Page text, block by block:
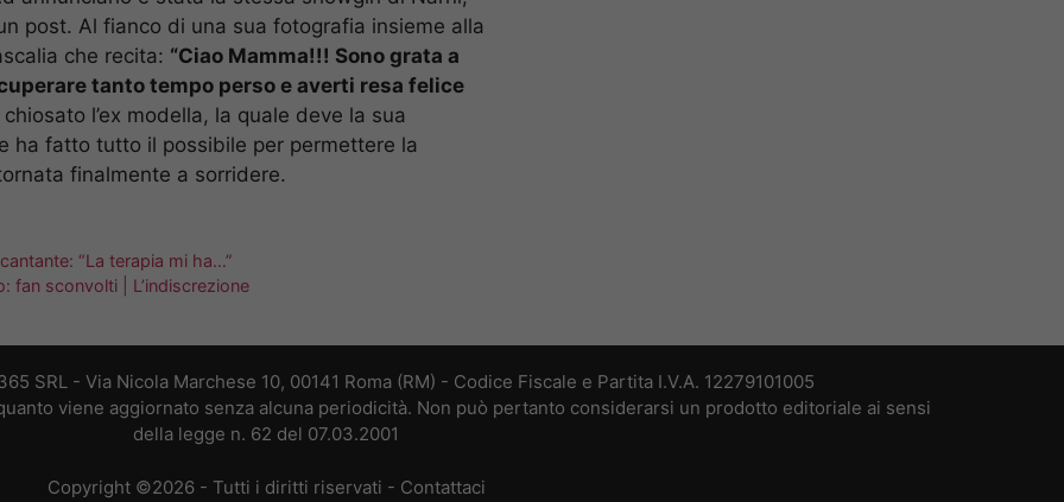
post. Al fianco di una sua fotografia insieme alla
che recita: “Ciao Mamma!!! Sono grata a
tanto tempo perso e averti resa felice
chiosato l’ex modella, la quale deve la sua
ha fatto tutto il possibile per permettere la
finalmente a sorridere.
“La terapia mi ha…”
fan sconvolti | L’indiscrezione
SRL - Via Nicola Marchese 10, 00141 Roma (RM) - Codice Fiscale e Partita I.V.A. 12279101005
viene aggiornato senza alcuna periodicità. Non può pertanto considerarsi un prodotto editoriale ai sensi
della legge n. 62 del 07.03.2001
Copyright ©2026 - Tutti i diritti riservati - Contattaci